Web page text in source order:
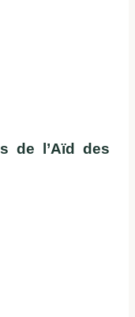
de l’Aïd des